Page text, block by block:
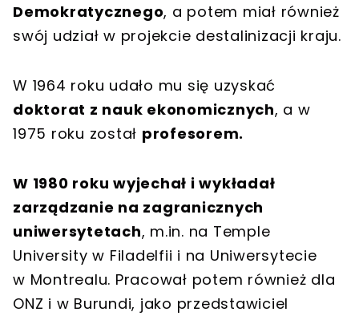
Demokratycznego, a potem miał również
swój udział w projekcie destalinizacji kraju.
W 1964 roku udało mu się uzyskać
doktorat z nauk ekonomicznych, a w
1975 roku został profesorem.
W 1980 roku wyjechał i wykładał
zarządzanie na zagranicznych
uniwersytetach, m.in. na Temple
University w Filadelfii i na Uniwersytecie
w Montrealu. Pracował potem również dla
ONZ i w Burundi, jako przedstawiciel